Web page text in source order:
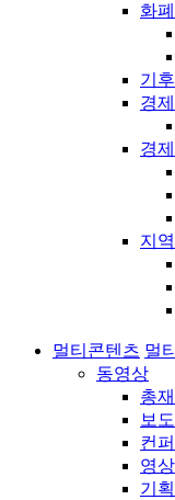
화폐
기
경
경
지
멀티콘텐츠 멀
동영상
총
보
컨
영
기